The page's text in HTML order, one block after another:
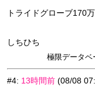
トライドグローブ170
しちひち
極限データベ
#4: 13時間前 (08/08